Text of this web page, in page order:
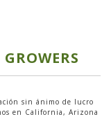
sin ánimo de lucro
en California, Arizona